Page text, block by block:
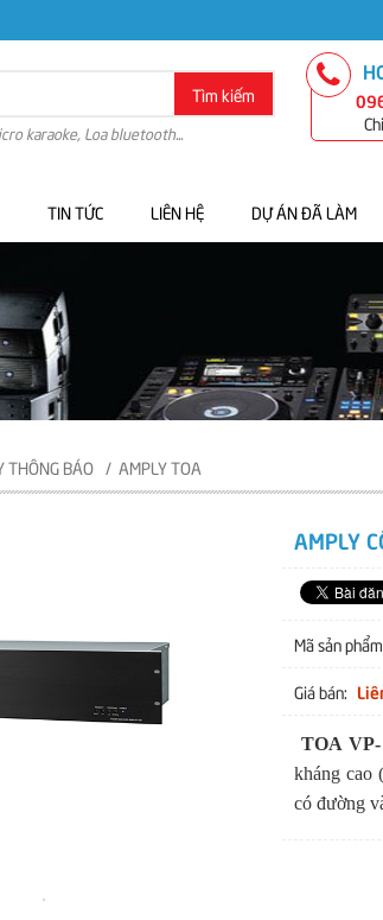
Tìm kiếm
karaoke, Loa bluetooth...
TIN TỨC LIÊN HỆ DỰ ÁN ĐÃ LÀM
THÔNG BÁO AMPLY TOA
AMPLY
Mã sản
Giá bán:
TOA VP-
kháng cao
có đường